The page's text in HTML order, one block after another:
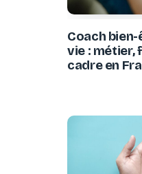
Coach
vie : métier,
cadre en